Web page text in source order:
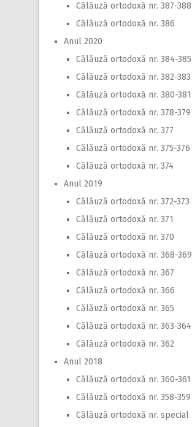
Călăuză ortodoxă nr. 387-388
Călăuză ortodoxă nr. 386
Anul 2020
Călăuză ortodoxă nr. 384-385
Călăuză ortodoxă nr. 382-383
Călăuză ortodoxă nr. 380-381
Călăuză ortodoxă nr. 378-379
Călăuză ortodoxă nr. 377
Călăuză ortodoxă nr. 375-376
Călăuză ortodoxă nr. 374
Anul 2019
Călăuză ortodoxă nr. 372-373
Călăuză ortodoxă nr. 371
Călăuză ortodoxă nr. 370
Călăuză ortodoxă nr. 368-369
Călăuză ortodoxă nr. 367
Călăuză ortodoxă nr. 366
Călăuză ortodoxă nr. 365
Călăuză ortodoxă nr. 363-364
Călăuză ortodoxă nr. 362
Anul 2018
Călăuză ortodoxă nr. 360-361
Călăuză ortodoxă nr. 358-359
Călăuză ortodoxă nr. special